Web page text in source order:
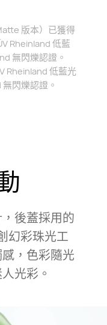
版本）已獲得
Rheinland 低藍
無閃爍認證。
Rheinland 低藍光
無閃爍認證。
後蓋採用的
幻彩珠光工
，色彩隨光
光⁠彩。